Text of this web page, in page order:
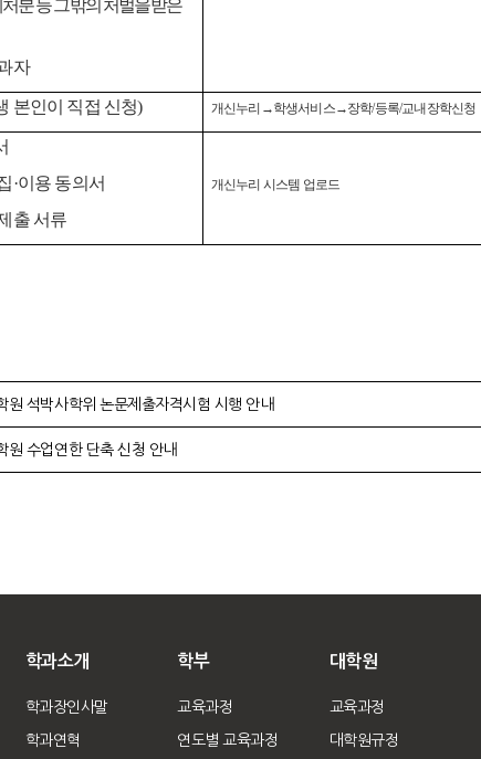
분 등 그 밖의 처벌을 받은
자
본인이 직접 신청) 개신누리 →학생서비스→장학/등록/교내장학신청
·이용 동의서
출 서류
개신누리 시스템 업로드
원 석박사학위 논문제출자격시험 시행 안내
원 수업연한 단축 신청 안내
학과소개
학과장인사말
학과연혁
학부
교육과정
연도별 교육과정
대학원
교육과정
대학원규정